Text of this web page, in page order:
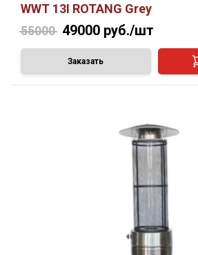
WWT 13I ROTANG Grey
55000 49000 руб./шт
Заказать